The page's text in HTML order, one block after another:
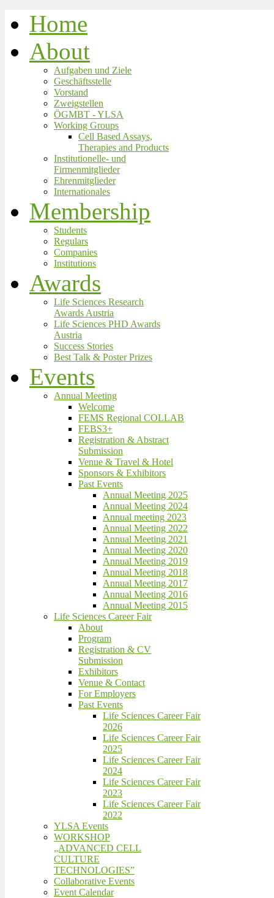
Home
About
Aufgaben und Ziele
Geschäftsstelle
Vorstand
Zweigstellen
ÖGMBT - YLSA
Working Groups
Cell Based Assays,
Therapies and Products
Institutionelle- und
Firmenmitglieder
Ehrenmitglieder
Internationales
Membership
Students
Regulars
Companies
Institutions
Awards
Life Sciences Research
Awards Austria
Life Sciences PHD Awards
Austria
Success Stories
Best Talk & Poster Prizes
Events
Annual Meeting
Welcome
FEMS Regional COLLAB
FEBS3+
Registration & Abstract
Submission
Venue & Travel & Hotel
Sponsors & Exhibitors
Past Events
Annual Meeting 2025
Annual Meeting 2024
Annual meeting 2023
Annual Meeting 2022
Annual Meeting 2021
Annual Meeting 2020
Annual Meeting 2019
Annual Meeting 2018
Annual Meeting 2017
Annual Meeting 2016
Annual Meeting 2015
Life Sciences Career Fair
About
Program
Registration & CV
Submission
Exhibitors
Venue & Contact
For Employers
Past Events
Life Sciences Career Fair
2026
Life Sciences Career Fair
2025
Life Sciences Career Fair
2024
Life Sciences Career Fair
2023
Life Sciences Career Fair
2022
YLSA Events
WORKSHOP
„ADVANCED CELL
CULTURE
TECHNOLOGIES”
Collaborative Events
Event Calendar